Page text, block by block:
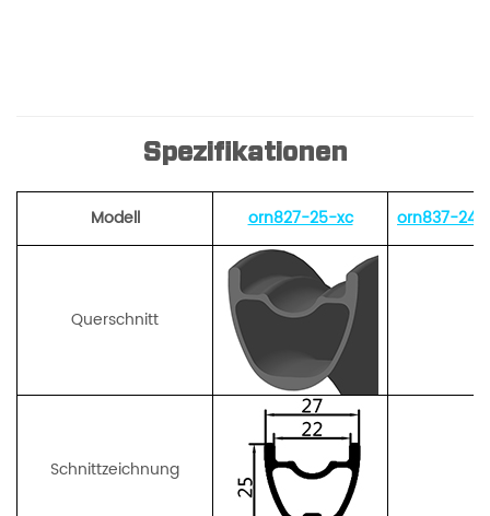
Spezifikationen
Modell orn827-25-xc orn837-24-
Querschnitt
Schnittzeichnung